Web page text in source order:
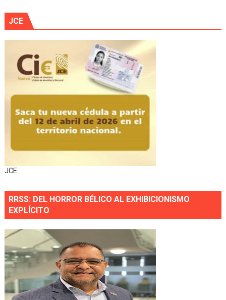
JCE
JCE
RRSS: DEL HORROR BÉLICO AL EXHIBICIONISMO
EXPLÍCITO